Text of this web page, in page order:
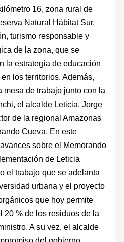
16, zona rural de
Natural Hábitat Sur,
turismo responsable y
de la zona, que se
la estrategia de educación
los territorios. Además,
mesa de trabajo junto con la
el alcalde Leticia, Jorge
de la regional Amazonas
Cueva. En este
sobre el Memorando
de Leticia
el trabajo que se adelanta
urbana y el proyecto
que hoy permite
20 % de los residuos de la
A su vez, el alcalde